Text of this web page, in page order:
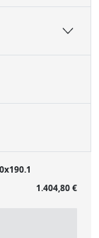
1.404,80 €